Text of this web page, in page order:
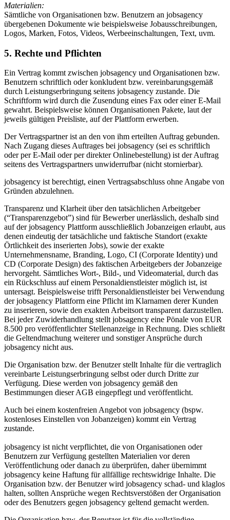
Materialien:
Sämtliche von Organisationen bzw. Benutzern an jobsagency
übergebenen Dokumente wie beispielsweise Jobausschreibungen,
Logos, Marken, Fotos, Videos, Werbeeinschaltungen, Text, uvm.
5. Rechte und Pflichten
Ein Vertrag kommt zwischen jobsagency und Organisationen bzw.
Benutzern schriftlich oder konkludent bzw. vereinbarungsgemäß
durch Leistungserbringung seitens jobsagency zustande. Die
Schriftform wird durch die Zusendung eines Fax oder einer E-Mail
gewahrt. Beispielsweise können Organisationen Pakete, laut der
jeweils gültigen Preisliste, auf der Plattform erwerben.
Der Vertragspartner ist an den von ihm erteilten Auftrag gebunden.
Nach Zugang dieses Auftrages bei jobsagency (sei es schriftlich
oder per E-Mail oder per direkter Onlinebestellung) ist der Auftrag
seitens des Vertragspartners unwiderrufbar (nicht stornierbar).
jobsagency ist berechtigt, einen Vertragsabschluss ohne Angabe von
Gründen abzulehnen.
Transparenz und Klarheit über den tatsächlichen Arbeitgeber
(“Transparenzgebot”) sind für Bewerber unerlässlich, deshalb sind
auf der jobsagency Plattform ausschließlich Jobanzeigen erlaubt, aus
denen eindeutig der tatsächliche und faktische Standort (exakte
Örtlichkeit des inserierten Jobs), sowie der exakte
Unternehmensname, Branding, Logo, CI (Corporate Identity) und
CD (Corporate Design) des faktischen Arbeitgebers der Jobanzeige
hervorgeht. Sämtliches Wort-, Bild-, und Videomaterial, durch das
ein Rückschluss auf einem Personaldienstleister möglich ist, ist
untersagt. Beispielsweise trifft Personaldienstleister bei Verwendung
der jobsagency Plattform eine Pflicht im Klarnamen derer Kunden
zu inserieren, sowie den exakten Arbeitsort transparent darzustellen.
Bei jeder Zuwiderhandlung stellt jobsagency eine Pönale von EUR
8.500 pro veröffentlichter Stellenanzeige in Rechnung. Dies schließt
die Geltendmachung weiterer und sonstiger Ansprüche durch
jobsagency nicht aus.
Die Organisation bzw. der Benutzer stellt Inhalte für die vertraglich
vereinbarte Leistungserbringung selbst oder durch Dritte zur
Verfügung. Diese werden von jobsagency gemäß den
Bestimmungen dieser AGB eingepflegt und veröffentlicht.
Auch bei einem kostenfreien Angebot von jobsagency (bspw.
kostenloses Einstellen von Jobanzeigen) kommt ein Vertrag
zustande.
jobsagency ist nicht verpflichtet, die von Organisationen oder
Benutzern zur Verfügung gestellten Materialien vor deren
Veröffentlichung oder danach zu überprüfen, daher übernimmt
jobsagency keine Haftung für allfällige rechtswidrige Inhalte. Die
Organisation bzw. der Benutzer wird jobsagency schad- und klaglos
halten, sollten Ansprüche wegen Rechtsverstößen der Organisation
oder des Benutzers gegen jobsagency geltend gemacht werden.